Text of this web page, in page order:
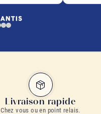
Livraison rapide
Chez vous ou en point relais.